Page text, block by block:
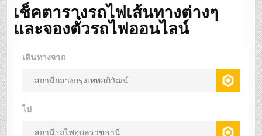
เช็คตารางรถไฟเส้นทางต่างๆ
และจองตั๋วรถไฟออนไลน์